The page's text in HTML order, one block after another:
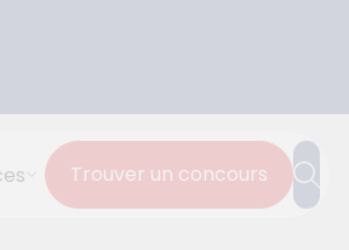
Trouver un concours